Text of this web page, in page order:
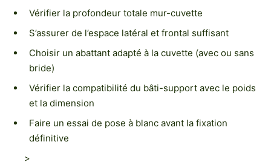
Vérifier la profondeur totale mur-cuvette
S’assurer de l’espace latéral et frontal suffisant
Choisir un abattant adapté à la cuvette (avec ou sans
bride)
Vérifier la compatibilité du bâti-support avec le poids
et la dimension
Faire un essai de pose à blanc avant la fixation
définitive
>